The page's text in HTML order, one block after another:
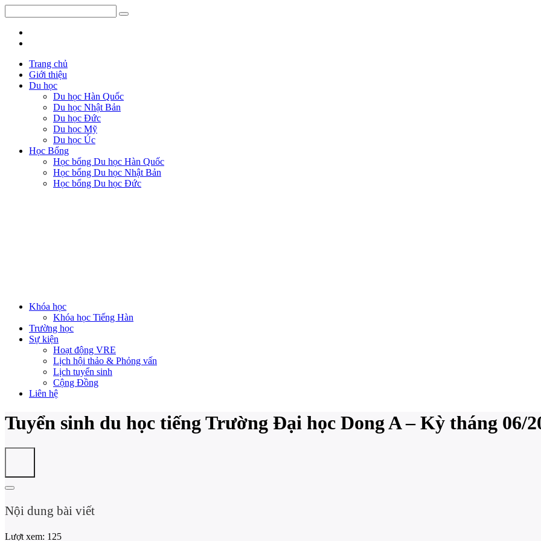
Trang chủ
Giới thiệu
Du học
Du học Hàn Quốc
Du học Nhật Bản
Du học Đức
Du học Mỹ
Du học Úc
Học Bổng
Học bổng Du học Hàn Quốc
Học bổng Du học Nhật Bản
Học bổng Du học Đức
Khóa học
Khóa học Tiếng Hàn
Trường học
Sự kiện
Hoạt động VRE
Lịch hội thảo & Phỏng vấn
Lịch tuyển sinh
Cộng Đồng
Liên hệ
Tuyển sinh du học tiếng Trường Đại học Dong A – Kỳ tháng 06/
Nội dung bài viết
Lượt xem: 125